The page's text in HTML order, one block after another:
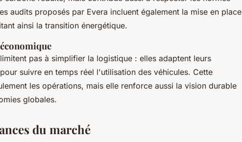
audits proposés par Evera incluent également la mise en place
ainsi la transition énergétique.
pas à simplifier la logistique : elles adaptent leurs
suivre en temps réel l'utilisation des véhicules. Cette
les opérations, mais elle renforce aussi la vision durable
globales.
du marché